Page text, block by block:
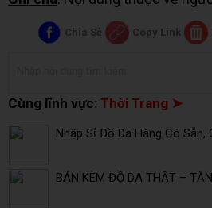
Chia Sẻ Copy Link
Cùng lĩnh vực: Thời Trang ➤
Nhập Sỉ Đồ Da Hàng Có Sẵn,
BÁN KÈM ĐỒ DA THẬT –